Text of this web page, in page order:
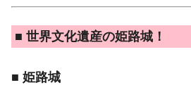
■ 世界文化遺産の姫路城！
■ 姫路城